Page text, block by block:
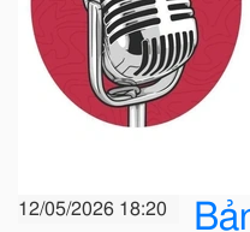
12/05/2026 18:20